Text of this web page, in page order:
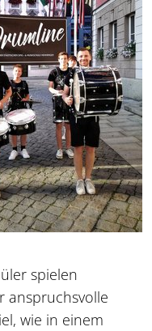
spielen
anspruchsvolle
wie in einem